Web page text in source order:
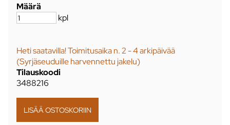
Määrä
kpl
Heti saatavilla! Toimitusaika n. 2 - 4 arkipäivää
(Syrjäseuduille harvennettu jakelu)
Tilauskoodi
3488216